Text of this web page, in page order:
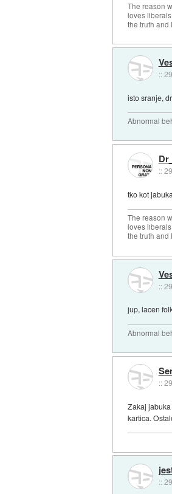
The reason
loves
the truth and
::
isto sranje,
Abnormal
::
tko kot
The reason
loves
the truth and
::
jup, lacen
Abnormal
::
Zakaj
kartica.
::